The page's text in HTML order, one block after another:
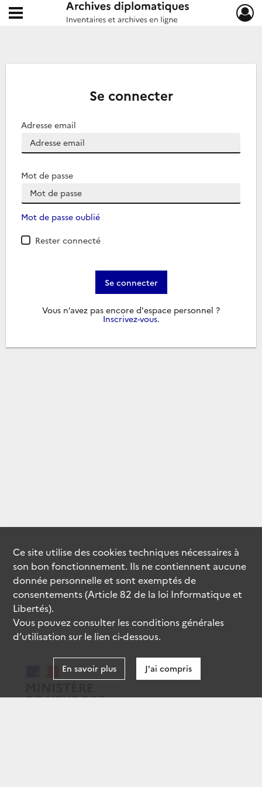
Archives diplomatiques
Ouvrir le menu déroulant
Se connecter
Adresse email
Mot de passe
Mot de passe oublié
Rester connecté
Se connecter
Vous n’avez pas encore d'espace personnel ?
Inscrivez-vous.
Ce site utilise descookiestechniques nécessaires à
son bon fonctionnement. Ils ne contiennent aucune
donnée personnelle et sont exemptés de
consentements (Article 82 de la loi Informatique et
Libertés).
Vous pouvez consulter les conditions générales
d’utilisation sur le lien ci-dessous.
En savoir plus J'ai compris